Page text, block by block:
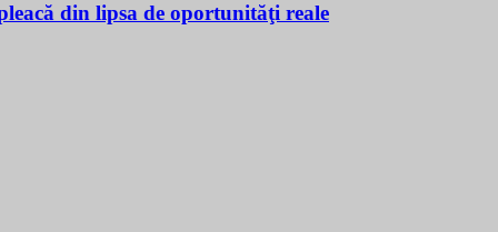
din lipsa de oportunităţi reale